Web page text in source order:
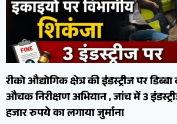
रीको औद्योगिक क्षेत्र की इंडस्ट्रीज पर
औचक निरीक्षण अभियान , जांच में 3
हजार रुपये का लगाया जुर्माना